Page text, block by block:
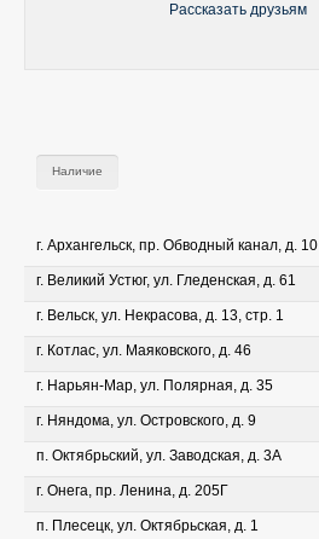
Рассказать друзьям
Наличие
г. Архангельск, пр. Обводный канал, д. 10
г. Великий Устюг, ул. Гледенская, д. 61
г. Вельск, ул. Некрасова, д. 13, стр. 1
г. Котлас, ул. Маяковского, д. 46
г. Нарьян-Мар, ул. Полярная, д. 35
г. Няндома, ул. Островского, д. 9
п. Октябрьский, ул. Заводская, д. 3А
г. Онега, пр. Ленина, д. 205Г
п. Плесецк, ул. Октябрьская, д. 1